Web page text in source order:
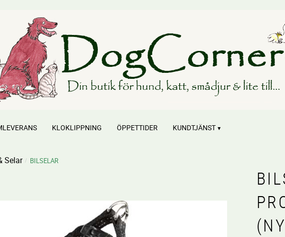
KLOKLIPPNING ÖPPETTIDER KUNDTJÄNST
Selar BILSELAR